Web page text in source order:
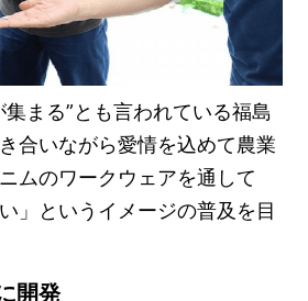
まる”とも言われている福島
合いながら愛情を込めて農業
ムのワークウェアを通して
」というイメージの普及を目
開発